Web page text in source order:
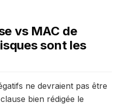
vs MAC de
sont les
ne devraient pas être
bien rédigée le